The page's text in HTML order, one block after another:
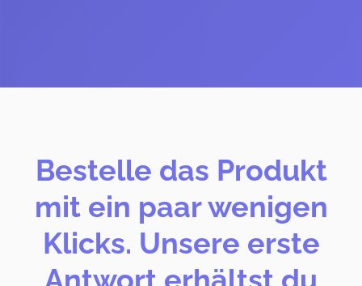
Bestelle das Produkt
mit ein paar wenigen
Klicks. Unsere erste